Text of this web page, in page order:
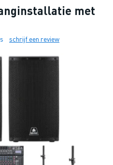
met
schrijf een review